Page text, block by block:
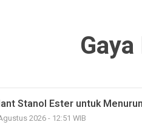
Stanol Ester untuk
2026 - 12:51 WIB